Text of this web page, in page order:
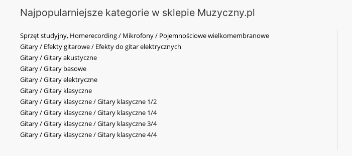
Najpopularniejsze kategorie w sklepie Muzyczny.pl
Sprzęt studyjny, Homerecording / Mikrofony / Pojemnościowe wielkomembranowe
Gitary / Efekty gitarowe / Efekty do gitar elektrycznych
Gitary / Gitary akustyczne
Gitary / Gitary basowe
Gitary / Gitary elektryczne
Gitary / Gitary klasyczne
Gitary / Gitary klasyczne / Gitary klasyczne 1/2
Gitary / Gitary klasyczne / Gitary klasyczne 1/4
Gitary / Gitary klasyczne / Gitary klasyczne 3/4
Gitary / Gitary klasyczne / Gitary klasyczne 4/4